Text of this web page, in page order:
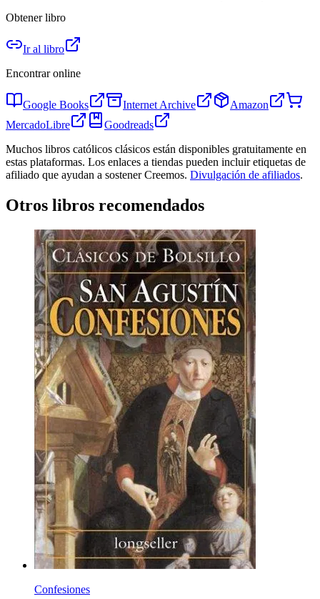
Obtener libro
Ir al libro
Encontrar online
Google Books Internet Archive
Amazon
MercadoLibre
Goodreads
Muchos libros católicos clásicos están disponibles gratuitamente en
estas plataformas. Los enlaces a tiendas pueden incluir etiquetas de
afiliado que ayudan a sostener Creemos. Divulgación de afiliados.
Otros libros recomendados
Confesiones